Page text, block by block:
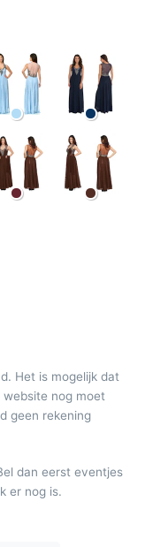
Het is mogelijk dat
nog moet
geen rekening
dan eerst eventjes
er nog is.